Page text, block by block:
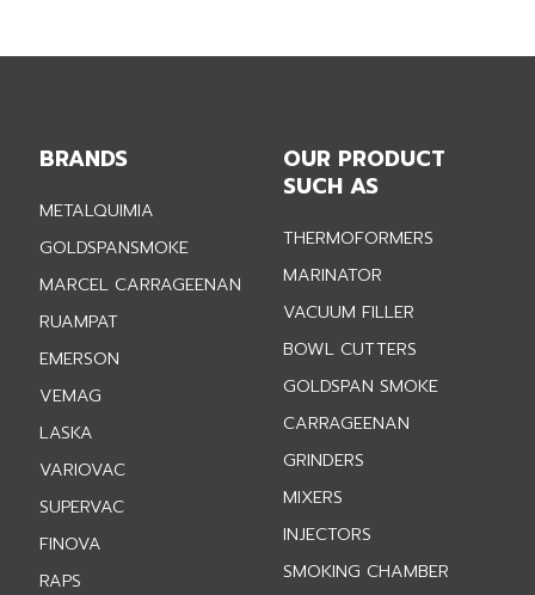
BRANDS
METALQUIMIA
GOLDSPANSMOKE
MARCEL CARRAGEENAN
RUAMPAT
EMERSON
VEMAG
LASKA
VARIOVAC
SUPERVAC
FINOVA
RAPS
OUR PRODUCT
SUCH AS
THERMOFORMERS
MARINATOR
VACUUM FILLER
BOWL CUTTERS
GOLDSPAN SMOKE
CARRAGEENAN
GRINDERS
MIXERS
INJECTORS
SMOKING CHAMBER